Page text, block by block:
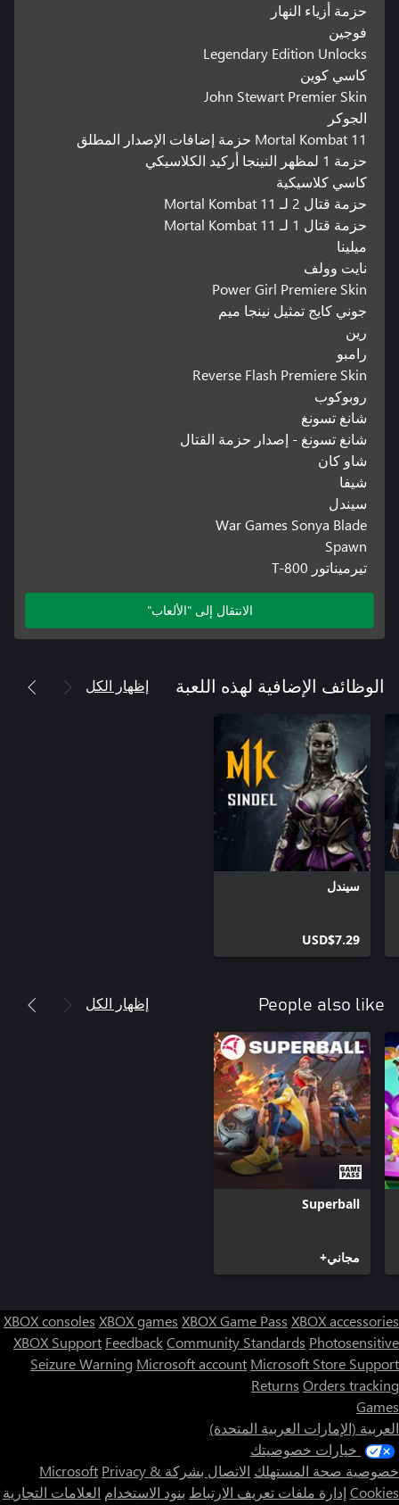
حزمة أزياء النهار
فوجين
Legendary Edition Unlocks
كاسي كوين
John Stewart Premier Skin
الجوكر
Mortal Kombat 11 حزمة إضافات الإصدار المطلق
حزمة 1 لمظهر النينجا أركيد الكلاسيكي
كاسي كلاسيكية
حزمة قتال 2 لـ Mortal Kombat 11
حزمة قتال 1 لـ Mortal Kombat 11
ميلينا
نايت وولف
Power Girl Premiere Skin
جوني كايج تمثيل نينجا ميم
رين
رامبو
Reverse Flash Premiere Skin
روبوكوب
شانغ تسونغ
شانغ تسونغ - إصدار حزمة القتال
شاو كان
شيفا
سيندل
War Games Sonya Blade
Spawn
تيرميناتور T-800
الانتقال إلى "الألعاب"
الوظائف الإضافية لهذه اللعبة إظهار الكل
سيندل
USD$7.29
People also like إظهار الكل
Superball
مجاني+
XBOX consoles XBOX games XBOX Game Pass XBOX accessories
XBOX Support FeedbackCommunity Standards Photosensitive
Seizure Warning Microsoft account Microsoft Store Support
Returns Orders tracking
Games
العربية (الإمارات العربية المتحدة)
خيارات خصوصيتك
خصوصية صحة المستهلك الاتصال بشركة Microsoft Privacy &
Cookies إدارة ملفات تعريف الارتباط بنود الاستخدام العلامات التجارية